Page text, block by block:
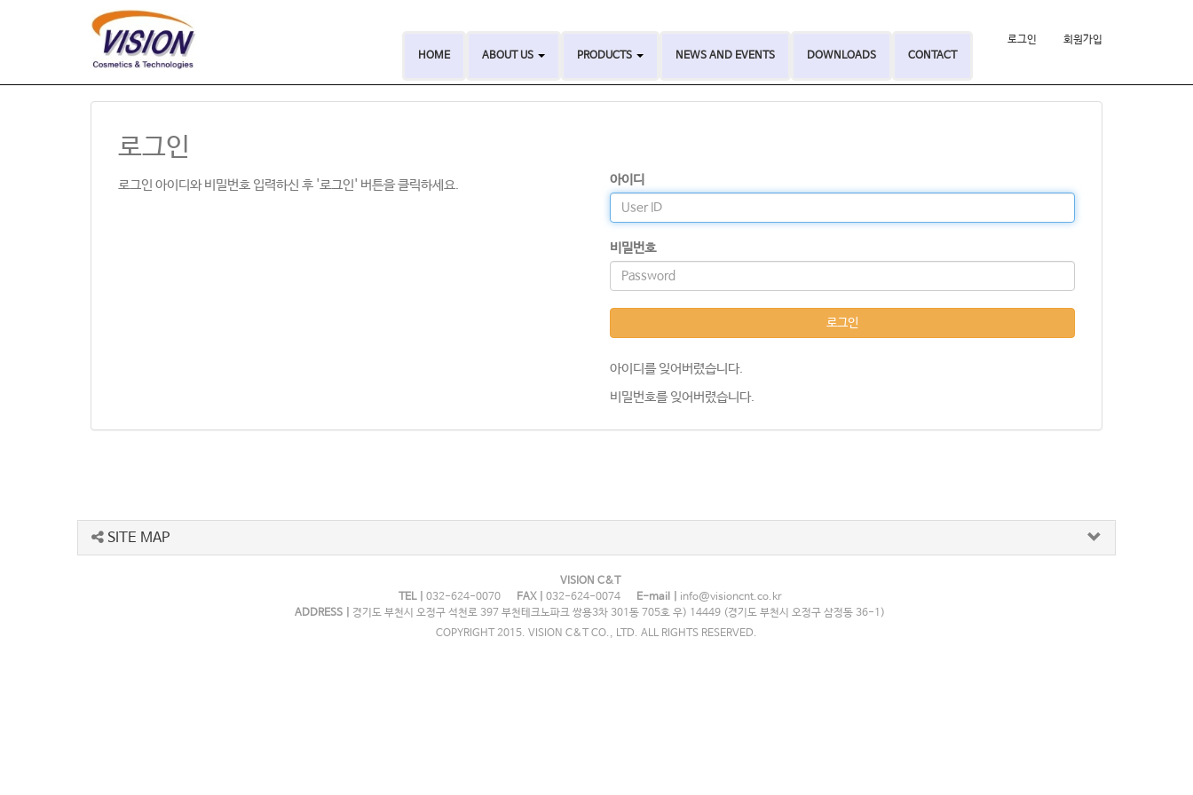
HOME ABOUT US PRODUCTS NEWS AND EVENTS DOWNLOADS CONTACT
로그인 회원가입
로그인
로그인 아이디와 비밀번호 입력하신 후 '로그인' 버튼을 클릭하세요. 아이디
비밀번호
로그인
아이디를 잊어버렸습니다.
비밀번호를 잊어버렸습니다.
SITE MAP
VISION C&T
TEL |
032-624-0070 FAX | 032-624-0074 E-mail |
info@visioncnt.co.kr
ADDRESS |
경기도 부천시 오정구 석천로 397 부천테크노파크 쌍용3차 301동 705호 우) 14449 (경기도 부천시 오정구 삼정동 36-1)
COPYRIGHT 2015. VISION C&T CO., LTD. ALL RIGHTS RESERVED.